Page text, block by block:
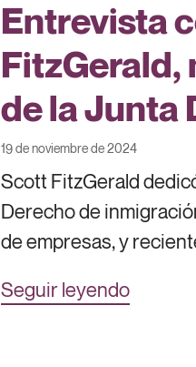
Entrevista
FitzGerald,
de la Junta
19 de noviembre de 2024
Scott FitzGerald
Derecho de
de empresas, y
Seguir leyendo